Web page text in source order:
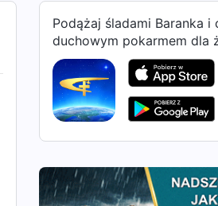
15:40
Słowo Boże
Poznanie
10:15
Słowo Boże
Poznanie
Słowo Boże
Poznanie
Podążaj śladami Baranka
duchowym pokarmem dla